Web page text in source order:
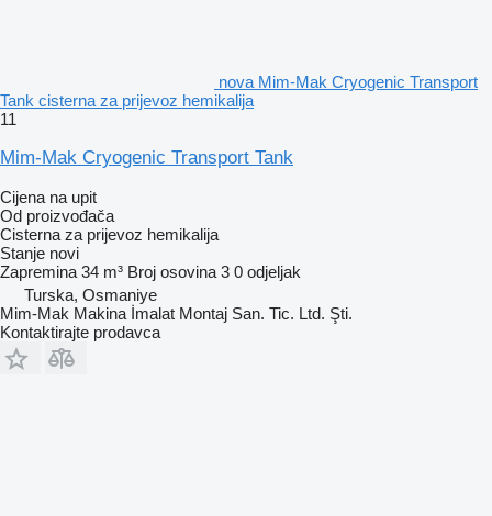
nova Mim-Mak Cryogenic Transport
Tank cisterna za prijevoz hemikalija
11
Mim-Mak Cryogenic Transport Tank
Cijena na upit
Od proizvođača
Cisterna za prijevoz hemikalija
Stanje novi
Zapremina 34 m³ Broj osovina 3 0 odjeljak
Turska, Osmaniye
Mim-Mak Makina İmalat Montaj San. Tic. Ltd. Şti.
Kontaktirajte prodavca